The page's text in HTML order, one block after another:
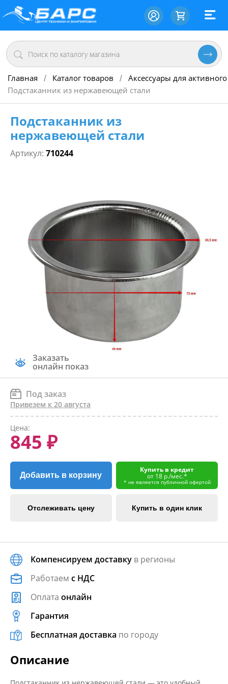
Главная / Каталог товаров / Аксессуары для
Подстаканник из нержавеющей стали
Подстаканник из
нержавеющей стали
Артикул: 710244
Заказать
онлайн показ
Под заказ
Привезем к 20 августа
Цена:
845 ₽
Добавить в корзину
Купить в кредит
от 18 р./мес.*
* не является публичной офертой
Отслеживать цену Купить в один клик
Компенсируем доставку в регионы
Работаем с НДС
Оплата онлайн
Гарантия
Бесплатная доставка по городу
Описание